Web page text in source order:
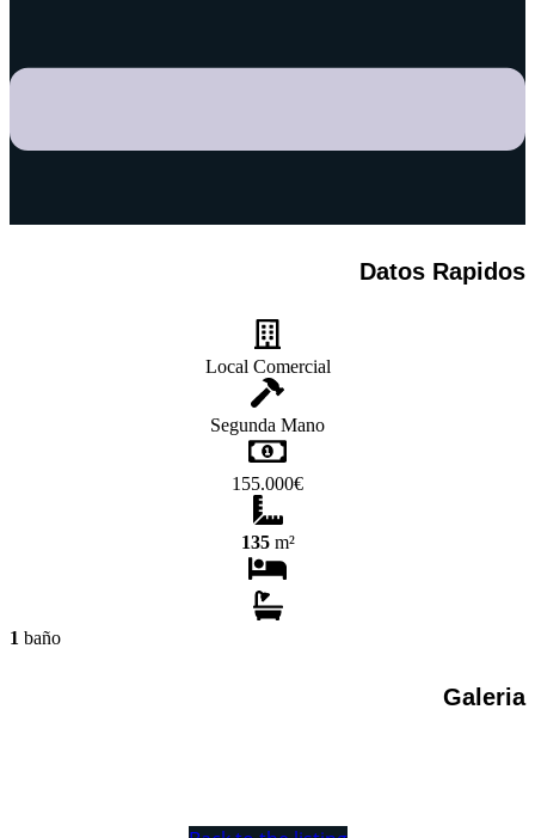
Datos Rapidos
Local Comercial
Segunda Mano
155.000€
135 m²
1 baño
Galeria